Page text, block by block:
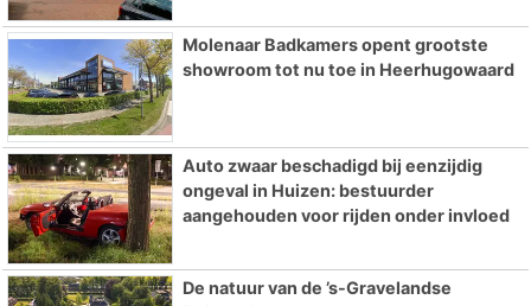
Molenaar Badkamers opent grootste
showroom tot nu toe in Heerhugowaard
Auto zwaar beschadigd bij eenzijdig
ongeval in Huizen: bestuurder
aangehouden voor rijden onder invloed
De natuur van de ’s-Gravelandse